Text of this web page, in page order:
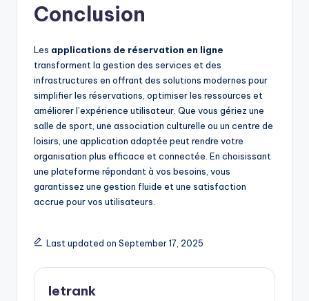
Conclusion
Les applications de réservation en ligne
transforment la gestion des services et des
infrastructures en offrant des solutions modernes pour
simplifier les réservations, optimiser les ressources et
améliorer l’expérience utilisateur. Que vous gériez une
salle de sport, une association culturelle ou un centre de
loisirs, une application adaptée peut rendre votre
organisation plus efficace et connectée. En choisissant
une plateforme répondant à vos besoins, vous
garantissez une gestion fluide et une satisfaction
accrue pour vos utilisateurs.
Last updated on September 17, 2025
letrank